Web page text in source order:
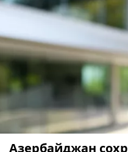
Азербайджан